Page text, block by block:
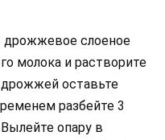
дрожжевое слоеное
молока и растворите
дрожжей оставьте
разбейте 3
опару в